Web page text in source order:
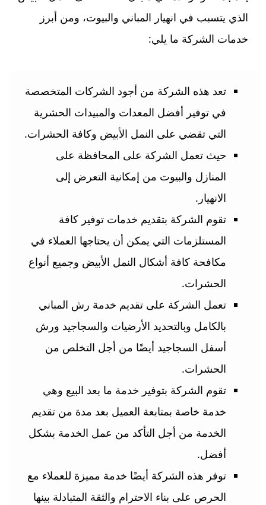
الذي يتسبب في انهيار المباني والبيوت، ومن أبرز
خدمات الشركة ما يلي:
تعد هذه الشركة من أجود الشركات المتخصصة
في توفير أفضل المعدات والمبيدات الحشرية
التي تقضي على النمل الأبيض وكافة الحشرات.
حيث تعمل الشركة على المحافظة على
المنازل والبيوت من إمكانية التعرض إلى
الانهيار.
تقوم الشركة بتقديم خدمات توفير كافة
المستلزمات التي يمكن أن يحتاجها العملاء في
مكافحة كافة أشكال النمل الأبيض وجميع أنواع
الحشرات.
تعمل الشركة على تقديم خدمة رش المباني
بالكامل وبالتحديد الأرضيات والسجاجيد ورش
أسفل السجاجيد أيضًا من أجل التخلص من
الحشرات.
تقوم الشركة بتوفير خدمة ما بعد البيع وهي
خدمة خاصة بمتابعة العميل بعد مدة من تقديم
الخدمة من أجل التأكد من عمل الخدمة بشكل
أفضل.
توفر هذه الشركة أيضًا خدمة مميزة للعملاء مع
الحرص على بناء الاحترام والثقة المتبادلة بينها